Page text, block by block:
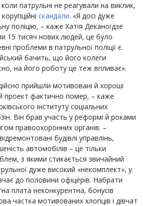
коли патрульні не реагували на виклик,
скандали. «Я досі дуже
поліцію, – каже Хатія Деканоїдзе
15 тисяч нових людей, це було
проблеми в патрульної поліції є.
бачить, що його колеги
на його роботу це теж впливає».
прийшли мотивовані й хороші
проект фактично помер, – каже
інституту соціальних
Він брав участь у реформі й роками
правоохоронних органів. –
будівлі управлінь,
автомобілів – це тільки
з якими стикається звичайний
дуже високий «некомплект», у
до половини офіцерів. Набрати
плата неконкурентна, бонусів
частка мотивованих хлопців і дівчат